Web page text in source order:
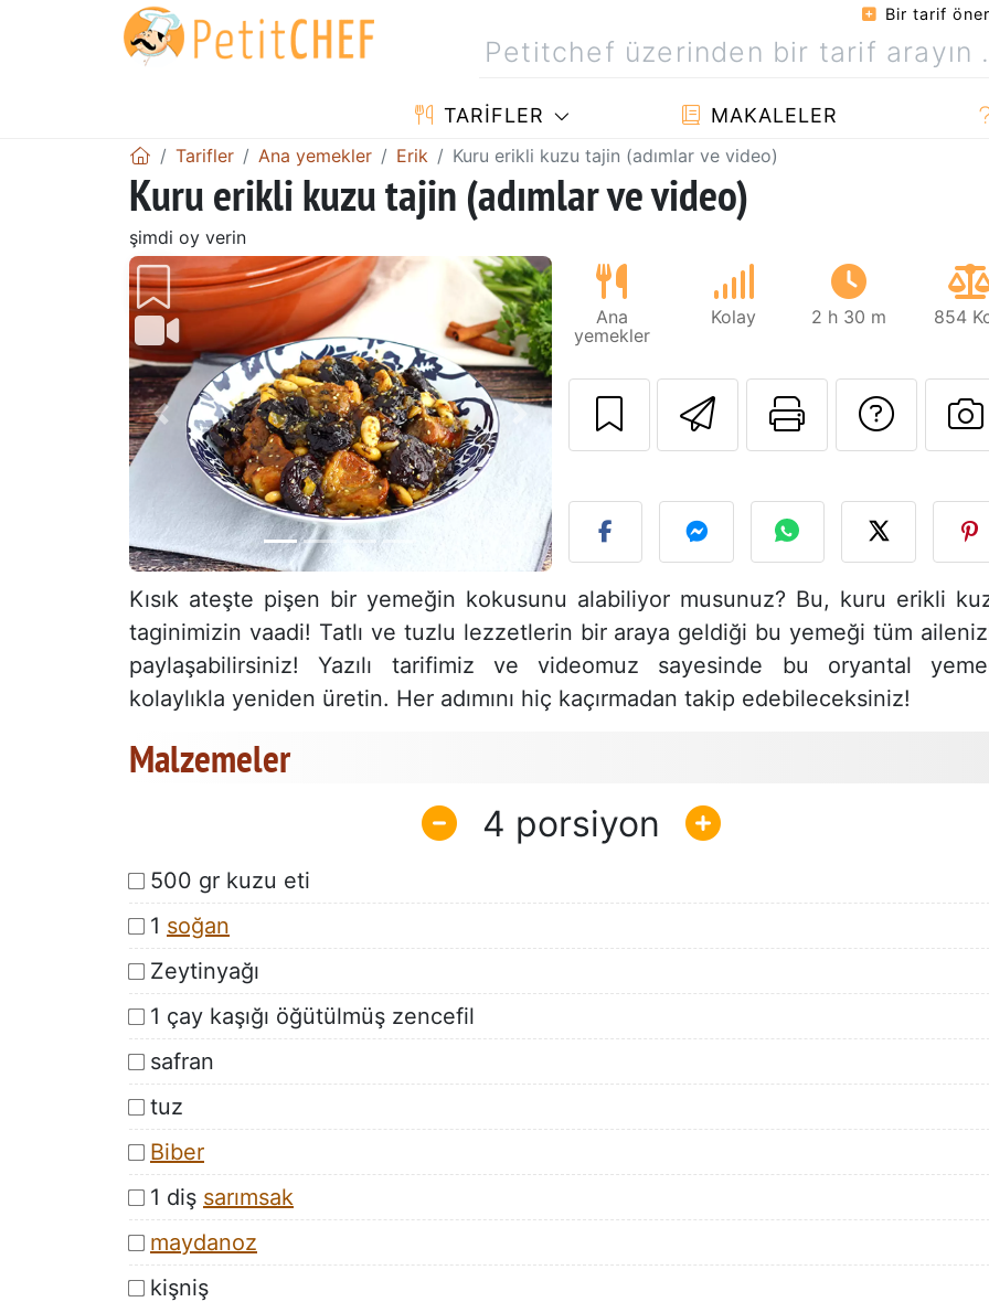
Bir tarif
TARIFLER MAKALELER
Tarifler Ana yemekler Erik Kuru erikli kuzu tajin (adımlar ve video)
Kuru erikli kuzu tajin (adımlar ve video)
şimdi oy verin
Önceki Sonraki
Ana
yemekler
Kolay 2 h 30 m 854
Arkadaşına
Bu
Kısık ateşte pişen bir yemeğin kokusunu alabiliyor musunuz? Bu, kuru erikli
taginimizin vaadi! Tatlı ve tuzlu lezzetlerin bir araya geldiği bu yemeği tüm
paylaşabilirsiniz! Yazılı tarifimiz ve videomuz sayesinde bu oryantal
kolaylıkla yeniden üretin. Her adımını hiç kaçırmadan takip edebileceksiniz!
Malzemeler
4
500 gr kuzu eti
1 soğan
Zeytinyağı
1 çay kaşığı öğütülmüş zencefil
safran
tuz
Biber
1 diş sarımsak
maydanoz
kişniş